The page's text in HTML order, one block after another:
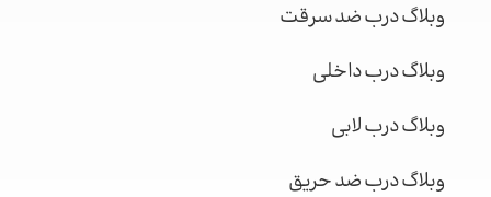
وبلاگ درب ضد سرقت
وبلاگ درب داخلی
وبلاگ درب لابی
وبلاگ درب ضد حریق